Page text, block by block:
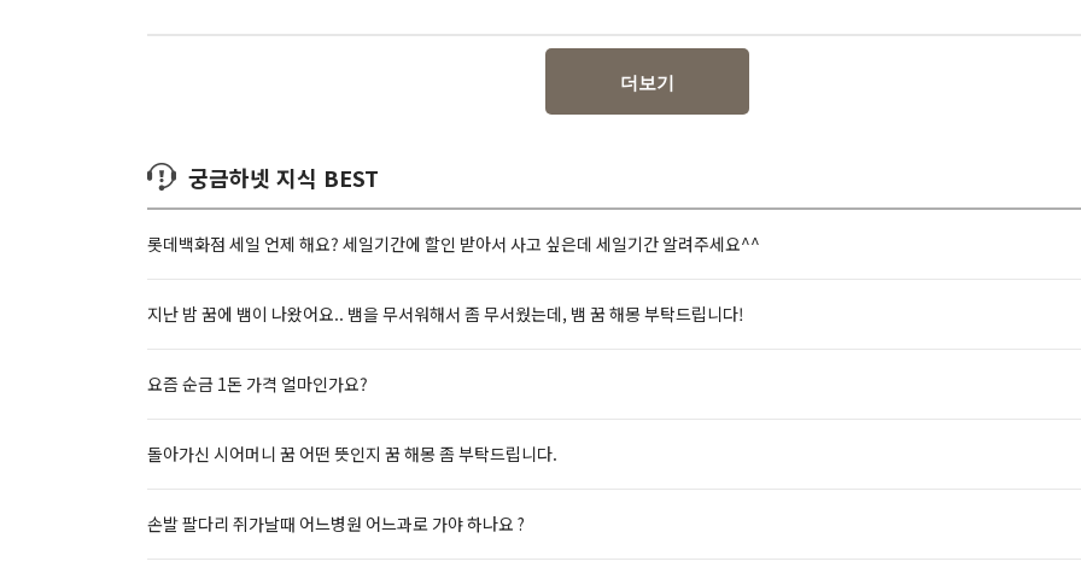
더보기
궁금하넷 지식 BEST
롯데백화점 세일 언제 해요? 세일기간에 할인 받아서 사고 싶은데 세일기간 알려주세요^^
지난 밤 꿈에 뱀이 나왔어요.. 뱀을 무서워해서 좀 무서웠는데, 뱀 꿈 해몽 부탁드립니다!
요즘 순금 1돈 가격 얼마인가요?
돌아가신 시어머니 꿈 어떤 뜻인지 꿈 해몽 좀 부탁드립니다.
손발 팔다리 쥐가날때 어느병원 어느과로 가야 하나요 ?